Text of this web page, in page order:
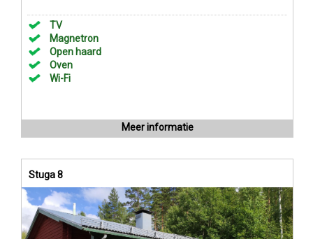
TV
Magnetron
Open haard
Oven
Wi-Fi
Meer informatie
Stuga 8